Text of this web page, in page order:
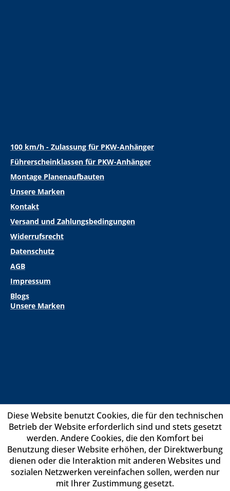
100 km/h - Zulassung für PKW-Anhänger
Führerscheinklassen für PKW-Anhänger
Montage Planenaufbauten
Unsere Marken
Kontakt
Versand und Zahlungsbedingungen
Widerrufsrecht
Datenschutz
AGB
Impressum
Blogs
Unsere Marken
Diese Website benutzt Cookies, die für den technischen
Betrieb der Website erforderlich sind und stets gesetzt
werden. Andere Cookies, die den Komfort bei
Benutzung dieser Website erhöhen, der Direktwerbung
dienen oder die Interaktion mit anderen Websites und
sozialen Netzwerken vereinfachen sollen, werden nur
mit Ihrer Zustimmung gesetzt.